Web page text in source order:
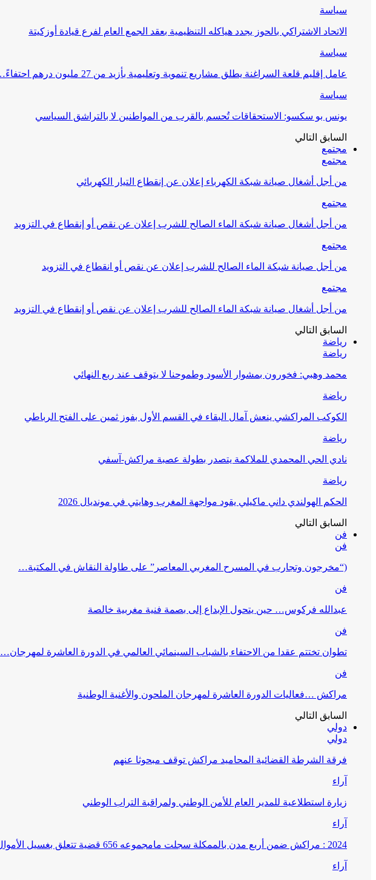
سياسة
الاتحاد الاشتراكي بالحوز يجدد هياكله التنظيمية بعقد الجمع العام لفرع قيادة أوزكيتة
سياسة
عامل إقليم قلعة السراغنة يطلق مشاريع تنموية وتعليمية بأزيد من 27 مليون درهم احتفاءً…
سياسة
يونس بو سكسو: الاستحقاقات تُحسم بالقرب من المواطنين لا بالتراشق السياسي
السابق التالي
مجتمع
مجتمع
من أجل أشغال صيانة شبكة الكهرباء إعلان عن إنقطاع التيار الكهربائي
مجتمع
من أجل أشغال صيانة شبكة الماء الصالح للشرب إعلان عن نقص أو إنقطاع في التزويد
مجتمع
من أجل صيانة شبكة الماء الصالح للشرب إعلان عن نقص أو انقطاع في التزويد
مجتمع
من أجل أشغال صيانة شبكة الماء الصالح للشرب إعلان عن نقص أو إنقطاع في التزويد
السابق التالي
رياضة
رياضة
محمد وهبي: فخورون بمشوار الأسود وطموحنا لا يتوقف عند ربع النهائي
رياضة
الكوكب المراكشي ينعش آمال البقاء في القسم الأول بفوز ثمين على الفتح الرباطي
رياضة
نادي الحي المحمدي للملاكمة يتصدر بطولة عصبة مراكش-آسفي
رياضة
الحكم الهولندي داني ماكيلي يقود مواجهة المغرب وهايتي في مونديال 2026
السابق التالي
فن
فن
(“مخرجون وتجارب في المسرح المغربي المعاصر” على طاولة النقاش في المكتبة…
فن
عبدالله فركوس… حين يتحول الإبداع إلى بصمة فنية مغربية خالصة
فن
تطوان تختتم عقدا من الاحتفاء بالشباب السينمائي العالمي في الدورة العاشرة لمهرجان…
فن
مراكش …فعاليات الدورة العاشرة لمهرجان الملحون والأغنية الوطنية
السابق التالي
دولي
دولي
فرقة الشرطة القضائية المحاميد مراكش توقف مبحوثا عنهم
آراء
زيارة استطلاعية للمدير العام للأمن الوطني ولمراقبة التراب الوطني
آراء
2024 : مراكش ضمن أربع مدن بالممكلة سجلت مامجموعه 656 قضية تتعلق بغسيل الأموال
آراء